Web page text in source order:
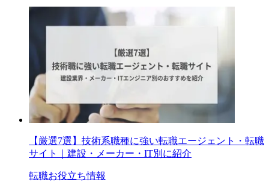
【厳選7選】技術系職種に強い転職エージェント・転職
サイト｜建設・メーカー・IT別に紹介
転職お役立ち情報